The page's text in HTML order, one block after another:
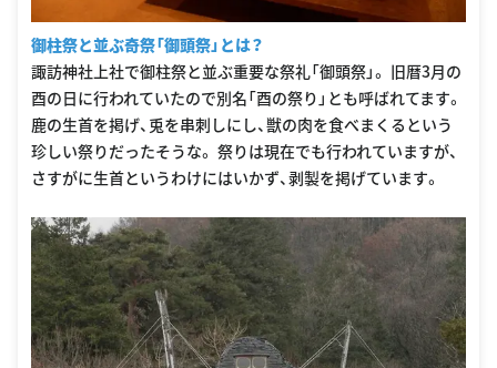
御柱祭と並ぶ奇祭「御頭祭」とは？
諏訪神社上社で御柱祭と並ぶ重要な祭礼「御頭祭」。 旧暦3月の
酉の日に行われていたので別名「酉の祭り」とも呼ばれてます。
鹿の生首を掲げ、兎を串刺しにし、獣の肉を食べまくるという
珍しい祭りだったそうな。 祭りは現在でも行われていますが、
さすがに生首というわけにはいかず、剥製を掲げています。